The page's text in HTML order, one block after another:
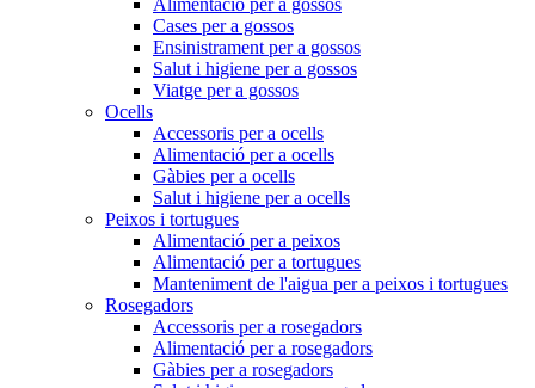
Alimentació per a gossos
Cases per a gossos
Ensinistrament per a gossos
Salut i higiene per a gossos
Viatge per a gossos
Ocells
Accessoris per a ocells
Alimentació per a ocells
Gàbies per a ocells
Salut i higiene per a ocells
Peixos i tortugues
Alimentació per a peixos
Alimentació per a tortugues
Manteniment de l'aigua per a peixos i tortugues
Rosegadors
Accessoris per a rosegadors
Alimentació per a rosegadors
Gàbies per a rosegadors